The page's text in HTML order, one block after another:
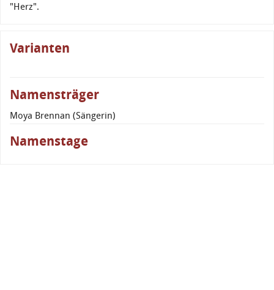
"Herz".
Varianten
Namensträger
Moya Brennan (Sängerin)
Namenstage